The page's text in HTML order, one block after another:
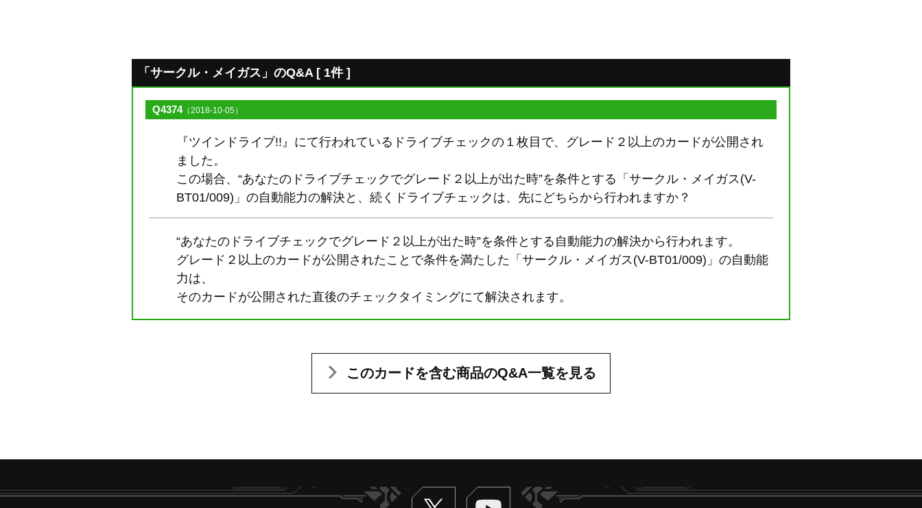
「サークル・メイガス」のQ&A [ 1件 ]
Q4374（2018-10-05）
『ツインドライブ!!』にて行われているドライブチェックの１枚目で、グレード２以上のカードが公開され
ました。
この場合、“あなたのドライブチェックでグレード２以上が出た時”を条件とする「サークル・メイガス(V-
BT01/009)」の自動能力の解決と、続くドライブチェックは、先にどちらから行われますか？
“あなたのドライブチェックでグレード２以上が出た時”を条件とする自動能力の解決から行われます。
グレード２以上のカードが公開されたことで条件を満たした「サークル・メイガス(V-BT01/009)」の自動能
力は、
そのカードが公開された直後のチェックタイミングにて解決されます。
このカードを含む商品のQ&A一覧を見る
Twitter ヴァンガードch